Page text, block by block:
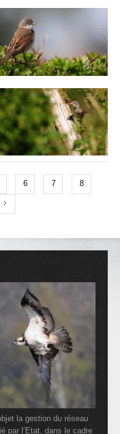
6 7 8
la gestion du réseau
par l’Etat, dans le cadre